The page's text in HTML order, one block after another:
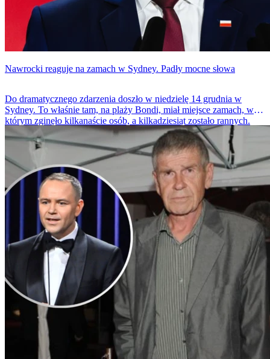
Nawrocki reaguje na zamach w Sydney. Padły mocne słowa
Do dramatycznego zdarzenia doszło w niedzielę 14 grudnia w
Sydney. To właśnie tam, na plaży Bondi, miał miejsce zamach, w
którym zginęło kilkanaście osób, a kilkadziesiąt zostało rannych.
Karol Nawrocki zareagował na tę tragedię.